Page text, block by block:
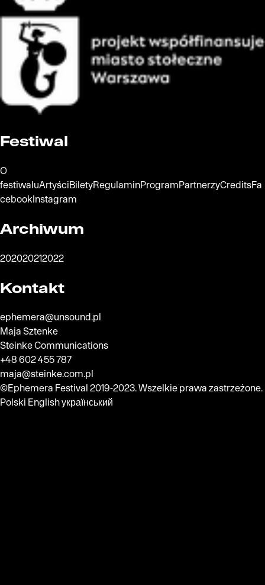
Festiwal
O
festiwaluArtyściBiletyRegulaminProgramPartnerzyCreditsFa
cebookInstagram
Archiwum
202020212022
Kontakt
ephemera@unsound.pl
Maja Sztenke
Steinke Communications
+48 602 455 787
maja@steinke.com.pl
©Ephemera Festival 2019-2023. Wszelkie prawa zastrzeżone.
Polski Englishукраїнський